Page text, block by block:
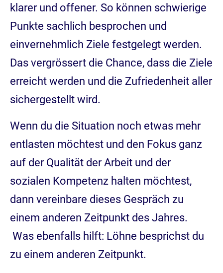
klarer und offener. So können schwierige
Punkte sachlich besprochen und
einvernehmlich Ziele festgelegt werden.
Das vergrössert die Chance, dass die Ziele
erreicht werden und die Zufriedenheit aller
sichergestellt wird.
Wenn du die Situation noch etwas mehr
entlasten möchtest und den Fokus ganz
auf der Qualität der Arbeit und der
sozialen Kompetenz halten möchtest,
dann vereinbare dieses Gespräch zu
einem anderen Zeitpunkt des Jahres.
Was ebenfalls hilft: Löhne besprichst du
zu einem anderen Zeitpunkt.